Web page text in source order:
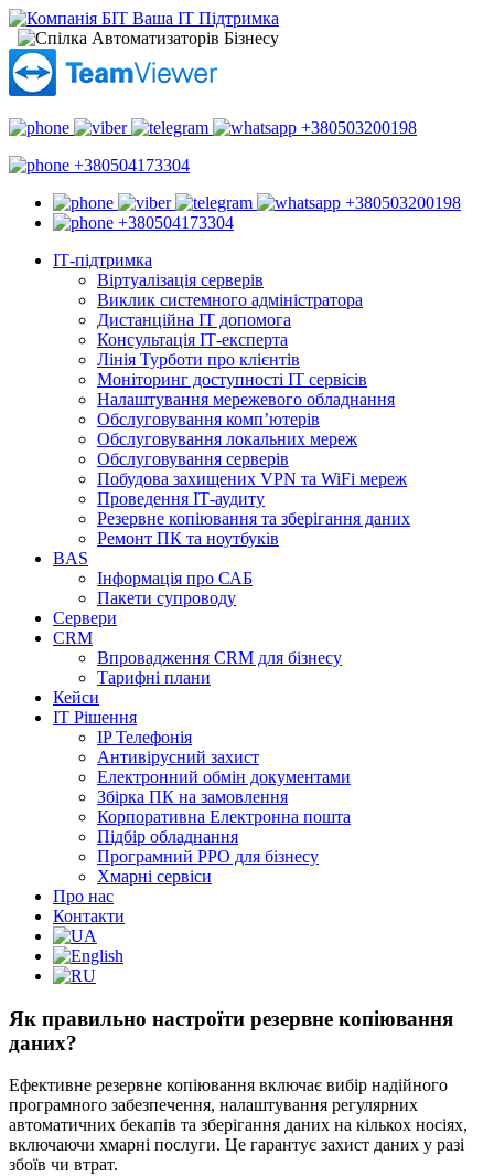
+380503200198
+380504173304
+380503200198
+380504173304
ІТ-підтримка
Віртуалізація серверів
Виклик системного адміністратора
Дистанційна ІТ допомога
Консультація ІТ-експерта
Лінія Турботи про клієнтів
Моніторинг доступності ІТ сервісів
Налаштування мережевого обладнання
Обслуговування комп’ютерів
Обслуговування локальних мереж
Обслуговування серверів
Побудова захищених VPN та WiFi мереж
Проведення ІТ-аудиту
Резервне копіювання та зберігання даних
Ремонт ПК та ноутбуків
BAS
Інформація про САБ
Пакети супроводу
Сервери
CRM
Впровадження CRM для бізнесу
Тарифні плани
Кейси
ІТ Рішення
IP Телефонія
Антивірусний захист
Електронний обмін документами
Збірка ПК на замовлення
Корпоративна Електронна пошта
Підбір обладнання
Програмний РРО для бізнесу
Хмарні сервіси
Про нас
Контакти
Як правильно настроїти резервне копіювання
даних?
Ефективне резервне копіювання включає вибір надійного
програмного забезпечення, налаштування регулярних
автоматичних бекапів та зберігання даних на кількох носіях,
включаючи хмарні послуги. Це гарантує захист даних у разі
збоїв чи втрат.